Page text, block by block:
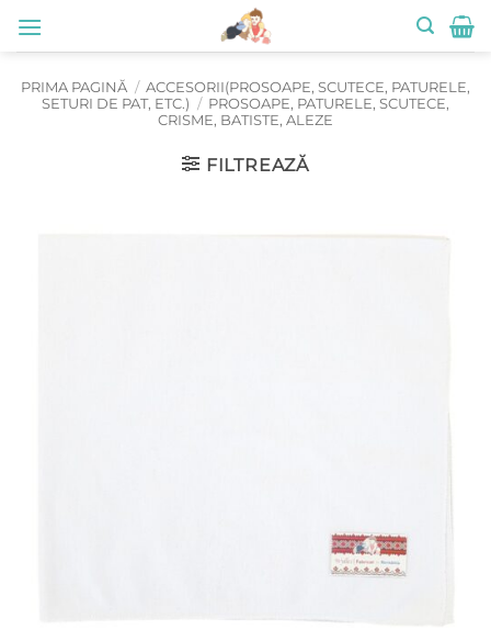
PRIMA PAGINĂ / ACCESORII(PROSOAPE, SCUTECE, PATURELE,
SETURI DE PAT, ETC.) / PROSOAPE, PATURELE, SCUTECE,
CRISME, BATISTE, ALEZE
FILTREAZĂ